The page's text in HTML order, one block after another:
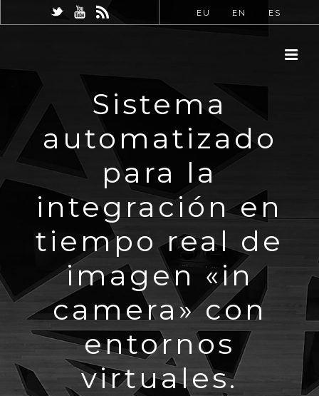
EU EN ES
Sistema
automatizado
para la
integración en
tiempo real de
imagen «in
camera» con
entornos
virtuales.